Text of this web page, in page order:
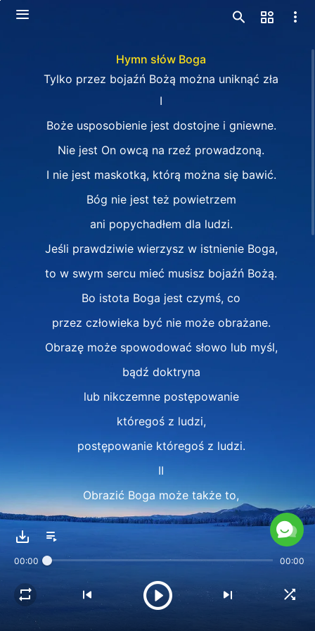
Hymn słów Boga
Tylko przez bojaźń Bożą można uniknąć zła
I
Boże usposobienie jest dostojne i gniewne.
Nie jest On owcą na rzeź prowadzoną.
I nie jest maskotką, którą można się bawić.
Bóg nie jest też powietrzem
ani popychadłem dla ludzi.
Jeśli prawdziwie wierzysz w istnienie Boga,
to w swym sercu mieć musisz bojaźń Bożą.
Bo istota Boga jest czymś, co
przez człowieka być nie może obrażane.
Obrazę może spowodować słowo lub myśl,
bądź doktryna
lub nikczemne postępowanie
któregoś z ludzi,
postępowanie któregoś z ludzi.
II
Obrazić Boga może także to,
co pozornie przyjęte.
i niedługo przyjdzie dni twych kres.
00:00 00:00